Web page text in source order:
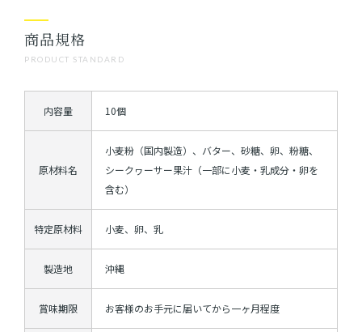
PRODUCT STANDARD
商品規格
内容量 10個
原材料名
小麦粉（国内製造）、バター、砂糖、卵、粉糖、
シークヮーサー果汁（一部に小麦・乳成分・卵を
含む）
特定原材料 小麦、卵、乳
製造地 沖縄
賞味期限 お客様のお手元に届いてから一ヶ月程度